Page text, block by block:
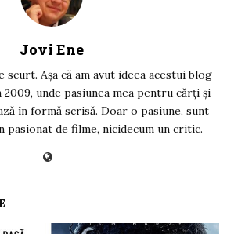
Jovi Ene
scurt. Așa că am avut ideea acestui blog
unde pasiunea mea pentru cărți și
în formă scrisă. Doar o pasiune, sunt
pasionat de filme, nicidecum un critic.